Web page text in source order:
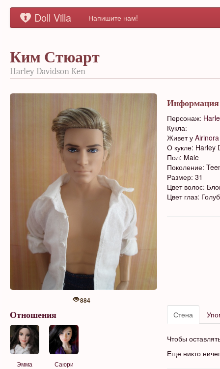
Doll Villa Напишите нам!
Ким Стюарт
Harley Davidson Ken
884
Информация
Персонаж:
Кукла:
Живет у
О кукле: Harley
Пол: Male
Поколение:
Размер: 31
Цвет волос:
Цвет глаз:
Отношения
Эмма
Саюри
Стена
Чтобы
Еще никто